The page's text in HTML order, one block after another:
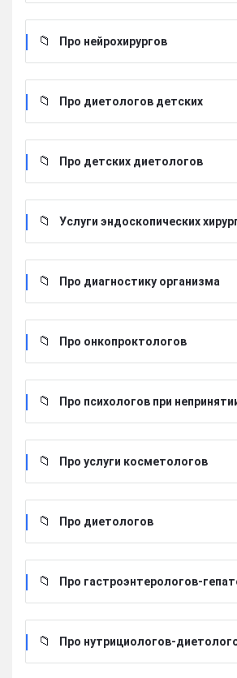
Про нейрохирургов
Про диетологов детских
Про детских диетологов
Услуги эндоскопических
Про диагностику организма
Про онкопроктологов
Про психологов при
Про услуги косметологов
Про диетологов
Про гастроэнтерологов-
Про нутрициологов-